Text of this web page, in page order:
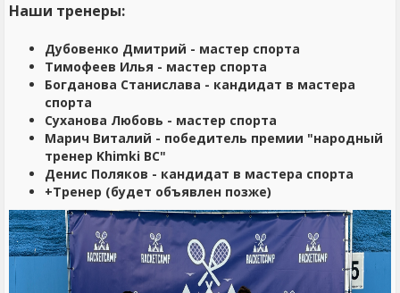
Наши тренеры:
Дубовенко Дмитрий - мастер спорта
Тимофеев Илья - мастер спорта
Богданова Станислава - кандидат в мастера
спорта
Суханова Любовь - мастер спорта
Марич Виталий - победитель премии "народный
тренер Khimki BC"
Денис Поляков - кандидат в мастера спорта
+Тренер (будет объявлен позже)